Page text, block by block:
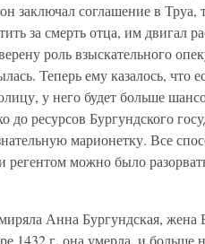
заключал соглашение в
за смерть отца, им двигал
роль взыскательного
Теперь ему казалось, что
у него будет больше
до ресурсов Бургундского
марионетку. Все
можно было
Анна Бургундская, жена
1432 г. она умерла, и больше